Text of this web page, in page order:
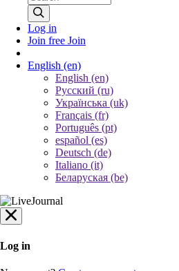
Log in
Join free Join
English (en)
English (en)
Русский (ru)
Українська (uk)
Français (fr)
Português (pt)
español (es)
Deutsch (de)
Italiano (it)
Беларуская (be)
Log in